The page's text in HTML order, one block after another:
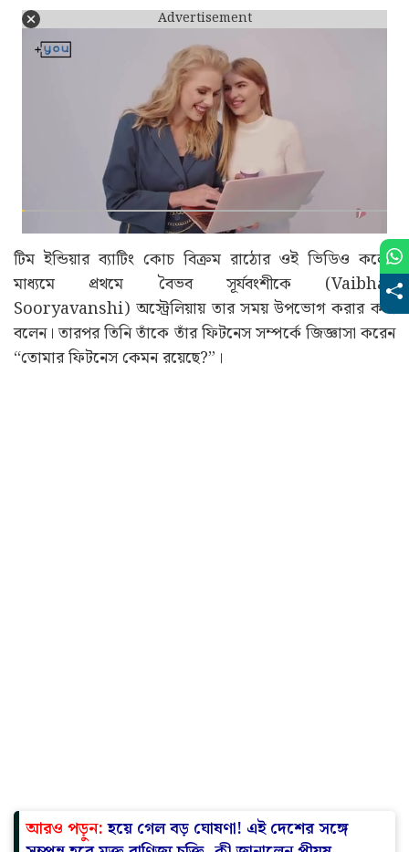
Advertisement
টিম ইন্ডিয়ার ব্যাটিং কোচ বিক্রম রাঠোর ওই ভিডিও কলের
মাধ্যমে প্রথমে বৈভব সূর্যবংশীকে (Vaibhav
Sooryavanshi) অস্ট্রেলিয়ায় তার সময় উপভোগ করার কথা
বলেন। তারপর তিনি তাঁকে তাঁর ফিটনেস সম্পর্কে জিজ্ঞাসা করেন
“তোমার ফিটনেস কেমন রয়েছে?”।
আরও পড়ুন:হয়ে গেল বড় ঘোষণা! এই দেশের সঙ্গে